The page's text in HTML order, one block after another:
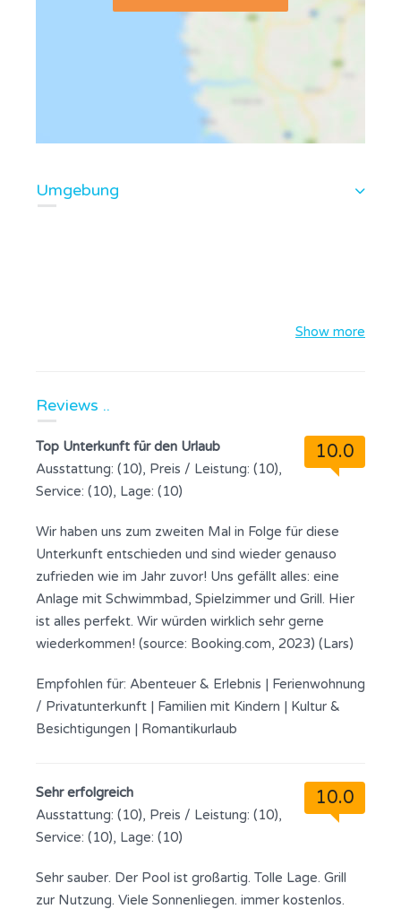
Umgebung
Show more
Reviews ..
10.0
Top Unterkunft für den Urlaub
Ausstattung: (10), Preis / Leistung: (10),
Service: (10), Lage: (10)
Wir haben uns zum zweiten Mal in Folge für diese
Unterkunft entschieden und sind wieder genauso
zufrieden wie im Jahr zuvor! Uns gefällt alles: eine
Anlage mit Schwimmbad, Spielzimmer und Grill. Hier
ist alles perfekt. Wir würden wirklich sehr gerne
wiederkommen! (source: Booking.com, 2023) (Lars)
Empfohlen für: Abenteuer & Erlebnis | Ferienwohnung
/ Privatunterkunft | Familien mit Kindern | Kultur &
Besichtigungen | Romantikurlaub
10.0
Sehr erfolgreich
Ausstattung: (10), Preis / Leistung: (10),
Service: (10), Lage: (10)
Sehr sauber. Der Pool ist großartig. Tolle Lage. Grill
zur Nutzung. Viele Sonnenliegen. immer kostenlos.